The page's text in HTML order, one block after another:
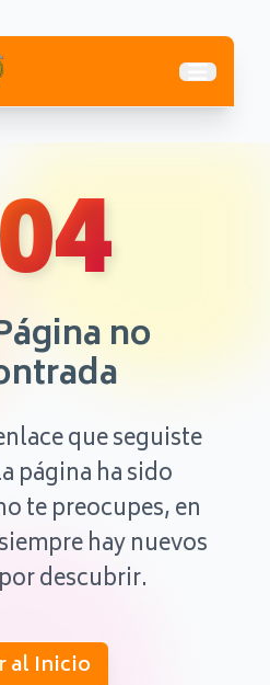
Abrir
no
que seguiste
página ha sido
te preocupes, en
siempre hay nuevos
descubrir.
al Inicio